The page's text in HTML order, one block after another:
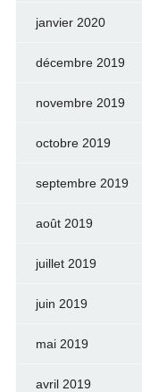
janvier 2020
décembre 2019
novembre 2019
octobre 2019
septembre 2019
août 2019
juillet 2019
juin 2019
mai 2019
avril 2019